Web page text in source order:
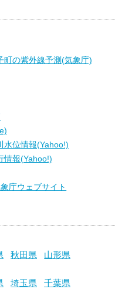
て、うねりを伴い波が高
町の紫外線予測(気象庁)
水位情報(Yahoo!)
情報(Yahoo!)
庁ウェブサイト
秋田県
山形県
埼玉県
千葉県